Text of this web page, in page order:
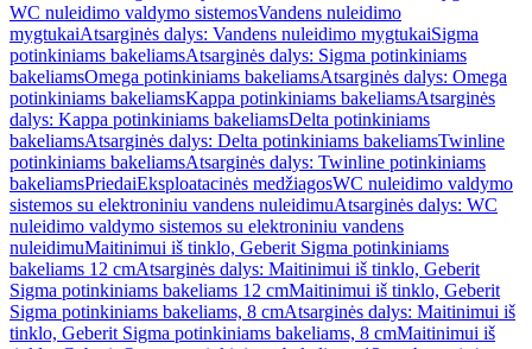
WC nuleidimo valdymo sistemosVandens nuleidimo
mygtukaiAtsarginės dalys: Vandens nuleidimo mygtukaiSigma
potinkiniams bakeliamsAtsarginės dalys: Sigma potinkiniams
bakeliamsOmega potinkiniams bakeliamsAtsarginės dalys: Omega
potinkiniams bakeliamsKappa potinkiniams bakeliamsAtsarginės
dalys: Kappa potinkiniams bakeliamsDelta potinkiniams
bakeliamsAtsarginės dalys: Delta potinkiniams bakeliamsTwinline
potinkiniams bakeliamsAtsarginės dalys: Twinline potinkiniams
bakeliamsPriedaiEksploatacinės medžiagosWC nuleidimo valdymo
sistemos su elektroniniu vandens nuleidimuAtsarginės dalys: WC
nuleidimo valdymo sistemos su elektroniniu vandens
nuleidimuMaitinimui iš tinklo, Geberit Sigma potinkiniams
bakeliams 12 cmAtsarginės dalys: Maitinimui iš tinklo, Geberit
Sigma potinkiniams bakeliams 12 cmMaitinimui iš tinklo, Geberit
Sigma potinkiniams bakeliams, 8 cmAtsarginės dalys: Maitinimui iš
tinklo, Geberit Sigma potinkiniams bakeliams, 8 cmMaitinimui iš